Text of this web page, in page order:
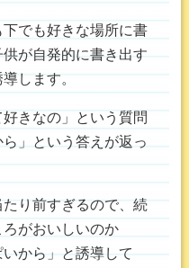
でも好きな場所に書
が自発的に書き出す
します。
きなの」という質問
」という答えが返っ
り前すぎるので、続
がおいしいのか
から」と誘導して